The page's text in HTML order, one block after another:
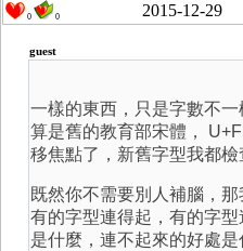
0 0 2015-12-29
guest
一樣的東西，只是字數不
算是舊的教育部宋體，
移焦點了，新舊字型我都檢
既然你不需要別人補腦，
有的字型連得起，有的字
是什麼，連不起來的好處